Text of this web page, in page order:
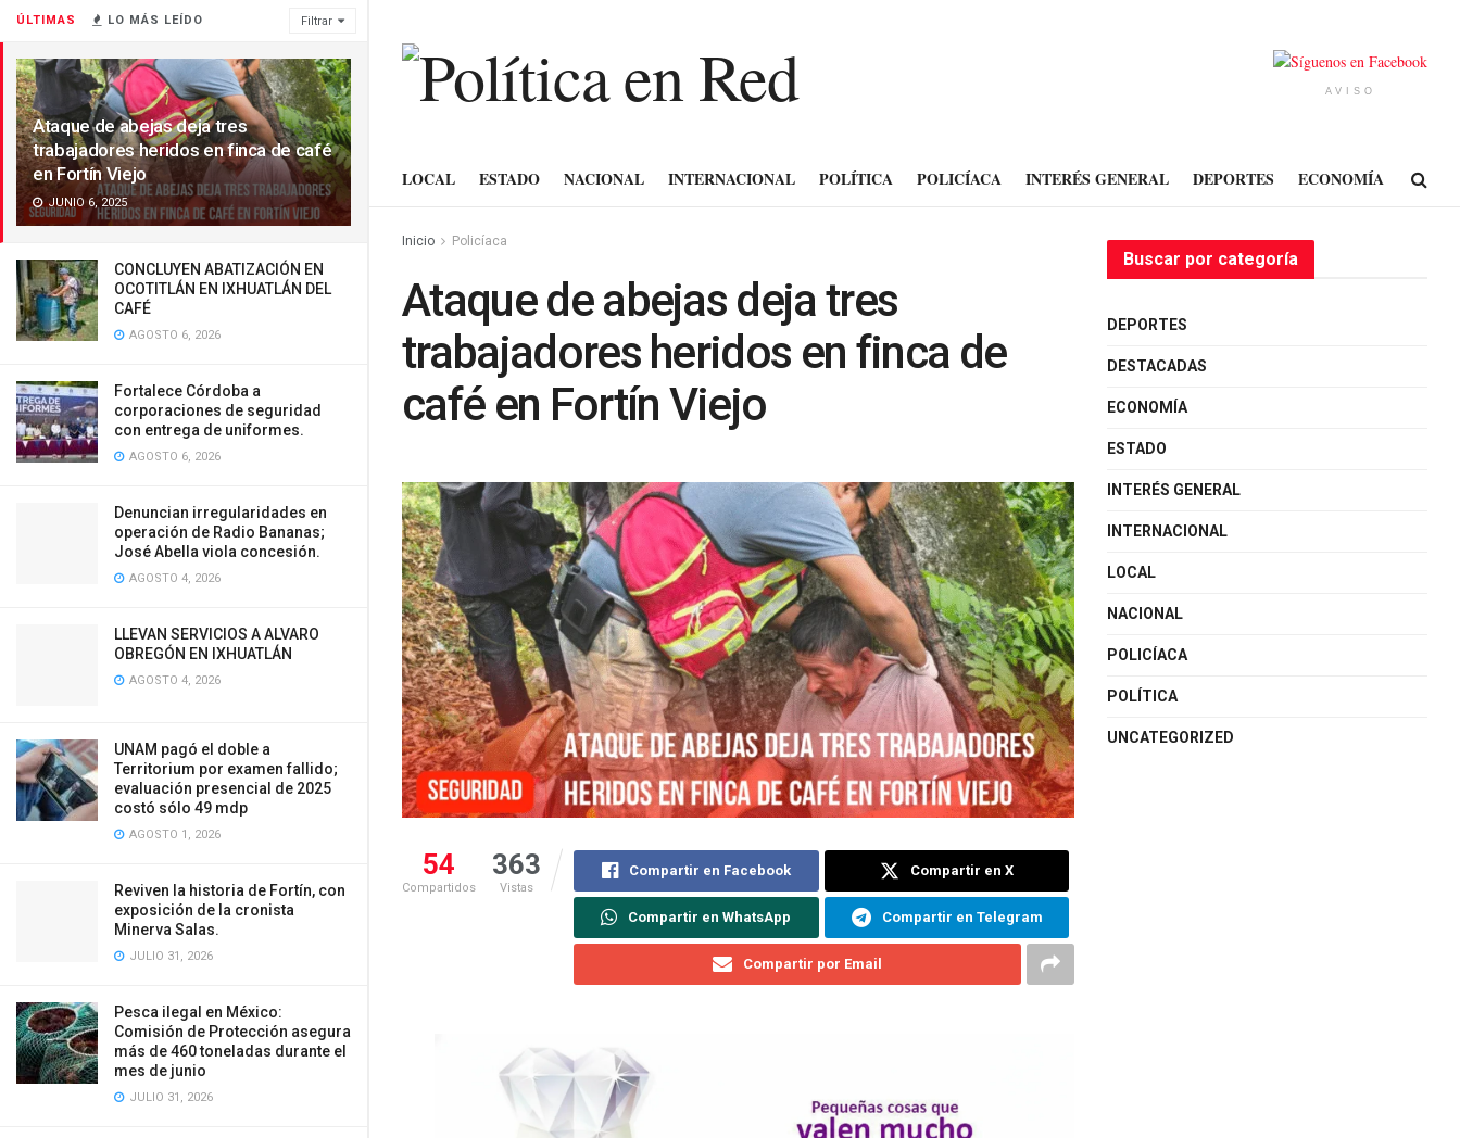
ÚLTIMAS LO MÁS LEÍDO Filtrar
Ataque de abejas deja tres
trabajadores heridos en finca de café
en Fortín Viejo
JUNIO 6, 2025
CONCLUYEN ABATIZACIÓN EN
OCOTITLÁN EN IXHUATLÁN DEL
CAFÉ
AGOSTO 6, 2026
Fortalece Córdoba a
corporaciones de seguridad
con entrega de uniformes.
AGOSTO 6, 2026
Denuncian irregularidades en
operación de Radio Bananas;
José Abella viola concesión.
AGOSTO 4, 2026
LLEVAN SERVICIOS A ALVARO
OBREGÓN EN IXHUATLÁN
AGOSTO 4, 2026
UNAM pagó el doble a
Territorium por examen fallido;
evaluación presencial de 2025
costó sólo 49 mdp
AGOSTO 1, 2026
Reviven la historia de Fortín, con
exposición de la cronista
Minerva Salas.
JULIO 31, 2026
Pesca ilegal en México:
Comisión de Protección asegura
más de 460 toneladas durante el
mes de junio
JULIO 31, 2026
AVISO
LOCAL ESTADO NACIONAL INTERNACIONAL POLÍTICA POLICÍACA INTERÉS GENERAL DEPORTES ECONOMÍA
Inicio Policíaca
Ataque de abejas deja tres
trabajadores heridos en finca de
café en Fortín Viejo
54
Compartidos
363
Vistas
Compartir en Facebook Compartir en X
Compartir en WhatsApp Compartir en Telegram
Compartir por Email
Buscar por categoría
DEPORTES
DESTACADAS
ECONOMÍA
ESTADO
INTERÉS GENERAL
INTERNACIONAL
LOCAL
NACIONAL
POLICÍACA
POLÍTICA
UNCATEGORIZED